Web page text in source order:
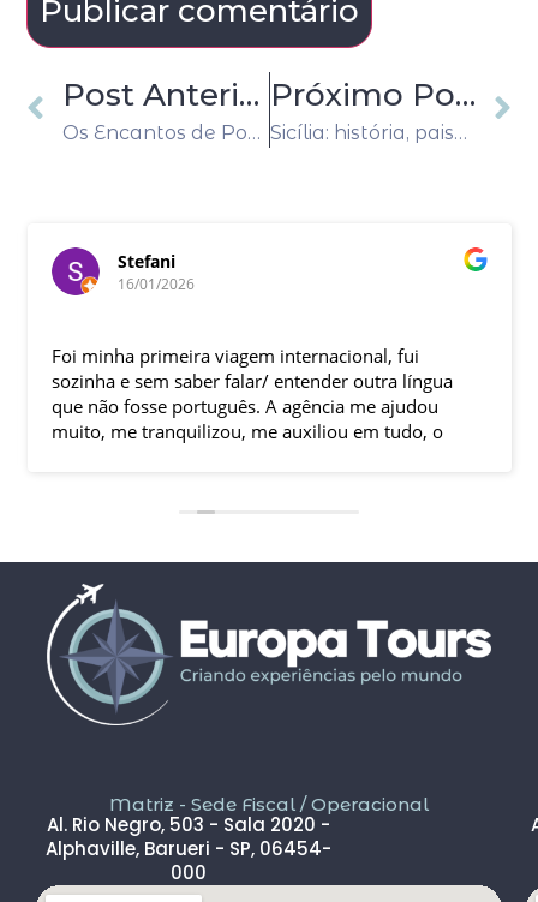
Post Anterior
Os Encantos de Portugal: Guia dos Principais Destinos Turísticos
Próximo Post
Sicília: história, paisagens e cultura em uma das ilhas mais fascinantes do Mediterrâneo
Stefani
16/01/2026
Foi minha primeira viagem internacional, fui
sozinha e sem saber falar/ entender outra língua
que não fosse português. A agência me ajudou
muito, me tranquilizou, me auxiliou em tudo, o
até que eu estivesse no destino final.
explicando a história do lugar, amizades que fiz no
grupo… tudo tornou essa experiência incrível.
Meu sonho foi realizado de forma fantástica.
Matriz - Sede Fiscal / Operacional
Al. Rio Negro, 503 - Sala 2020 -
Alphaville, Barueri - SP, 06454-
000